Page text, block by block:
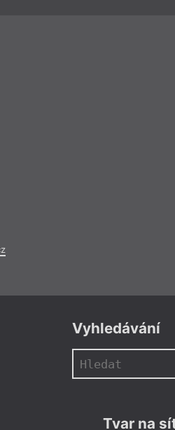
Vyhledávání
Tvar na